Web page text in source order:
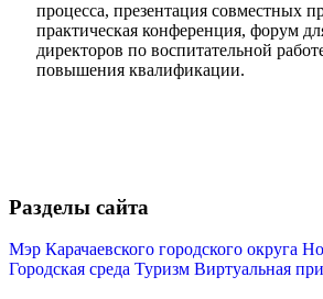
процесса, презентация совместных
практическая конференция, форум
директоров по воспитательной
повышения квалификации.
Разделы сайта
Мэр Карачаевского городского округа
Городская среда Туризм Виртуальная